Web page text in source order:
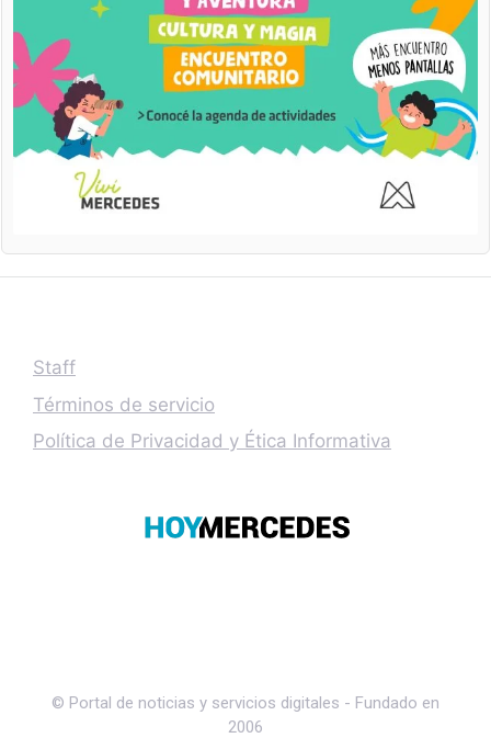
Staff
Términos de servicio
Política de Privacidad y Ética Informativa
© Portal de noticias y servicios digitales - Fundado en
2006